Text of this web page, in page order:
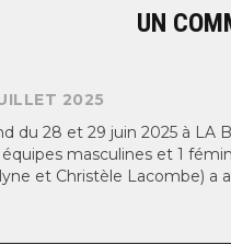
UN
2025
du 28 et 29 juin 2025 à LA
masculines et 1
et Christèle Lacombe) a